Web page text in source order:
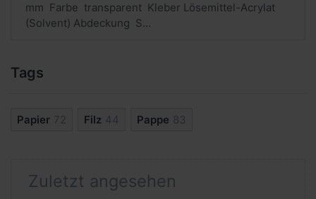
mm Farbe transparent Kleber Lösemittel-Acrylat
(Solvent) Abdeckung S...
Tags
Papier 72 Filz 44 Pappe 83
Zuletzt angesehen